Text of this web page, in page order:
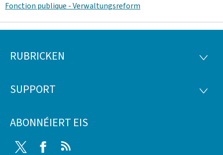
Fonction publique - Verwaltungsreform
Fousszeil
RUBRICKEN
SUPPORT
ABONNÉIERT EIS
Twitter Facebook